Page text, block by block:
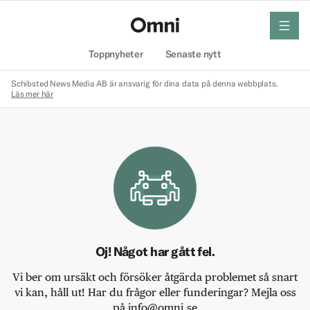
Toppnyheter Senaste nytt
meny
Schibsted News Media AB är ansvarig för dina data på denna webbplats.
Läs mer här
Oj! Något har gått fel.
Vi ber om ursäkt och försöker åtgärda problemet så snart
vi kan, håll ut! Har du frågor eller funderingar? Mejla oss